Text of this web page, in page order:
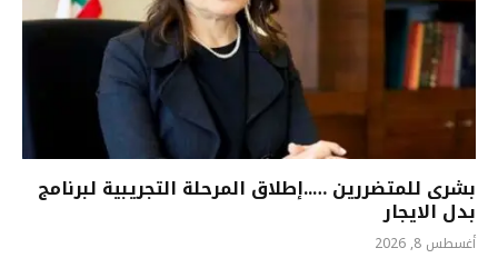
بشرى للمتضررين …..إطلاق المرحلة التجريبية لبرنامج
بدل الايجار
أغسطس 8, 2026